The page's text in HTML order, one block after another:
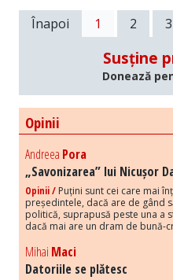
Înapoi 1 2 3
Susține
Donează
Opinii
Andreea Pora
„Savonizarea” lui Nicușor
Opinii / Puțini sunt cei care mai
președintele, dacă are de gând
politică, suprapusă peste una a
dacă mai are un dram de bună-
Mihai Maci
Datoriile se plătesc